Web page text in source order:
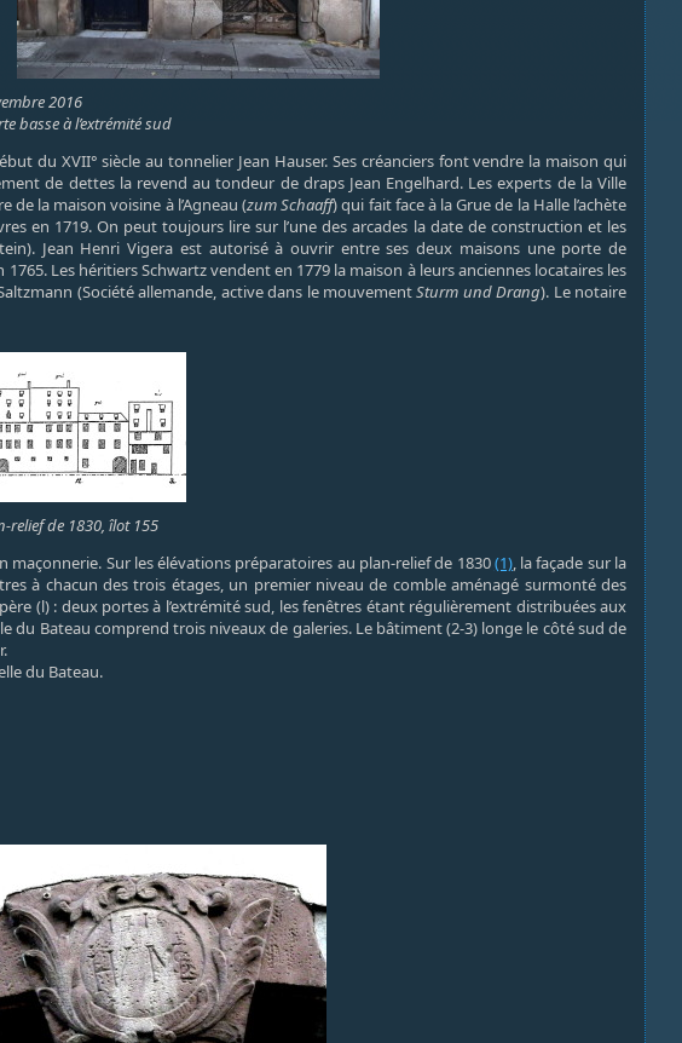
2016
basse à l’extrémité sud
du XVII° siècle au tonnelier Jean Hauser. Ses créanciers font vendre la maison qui
de dettes la revend au tondeur de draps Jean Engelhard. Les experts de la Ville
de la maison voisine à l’Agneau (zum Schaaff) qui fait face à la Grue de la Halle l’achète
en 1719. On peut toujours lire sur l’une des arcades la date de construction et les
Jean Henri Vigera est autorisé à ouvrir entre ses deux maisons une porte de
Les héritiers Schwartz vendent en 1779 la maison à leurs anciennes locataires les
(Société allemande, active dans le mouvementSturm und Drang). Le notaire
relief de 1830, îlot 155
maçonnerie. Sur les élévations préparatoires au plan-relief de 1830(1), la façade sur la
à chacun des trois étages, un premier niveau de comble aménagé surmonté des
(l) : deux portes à l’extrémité sud, les fenêtres étant régulièrement distribuées aux
du Bateau comprend trois niveaux de galeries. Le bâtiment (2-3) longe le côté sud de
du Bateau.